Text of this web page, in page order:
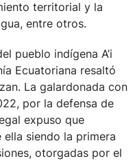
territorial y la
entre otros.
pueblo indígena A’i
Ecuatoriana resaltó
La galardonada con
por la defensa de
expuso que
siendo la primera
otorgadas por el